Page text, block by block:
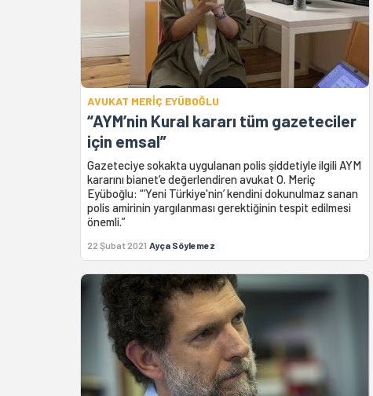
AVUKAT MERİÇ EYÜBOĞLU
“AYM’nin Kural kararı tüm gazeteciler
için emsal”
Gazeteciye sokakta uygulanan polis şiddetiyle ilgili AYM
kararını bianet’e değerlendiren avukat O. Meriç
Eyüboğlu: “‘Yeni Türkiye'nin’ kendini dokunulmaz sanan
polis amirinin yargılanması gerektiğinin tespit edilmesi
önemli.”
22 Şubat 2021 Ayça Söylemez